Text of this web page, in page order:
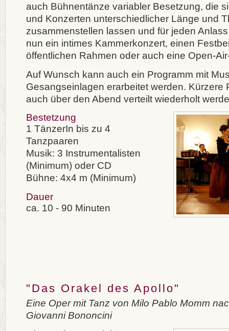
auch Bühnentänze variabler Besetzung, die
und Konzerten unterschiedlicher Länge und
zusammenstellen lassen und für jeden
nun ein intimes Kammerkonzert, einen
öffentlichen Rahmen oder auch eine Open-
Auf Wunsch kann auch ein Programm mit
Gesangseinlagen erarbeitet werden. Kürzere
auch über den Abend verteilt wiederholt
Bestetzung
1 TänzerIn bis zu 4
Tanzpaaren
Musik: 3 Instrumentalisten
(Minimum) oder CD
Bühne: 4x4 m (Minimum)
Dauer
ca. 10 - 90 Minuten
"Das Orakel des Apollo"
Eine Oper mit Tanz von Milo Pablo Momm
Giovanni Bononcini